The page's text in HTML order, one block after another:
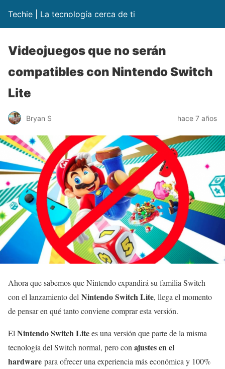
Techie | La tecnología cerca de ti
Videojuegos que no serán
compatibles con Nintendo Switch
Lite
Bryan S hace 7 años
Ahora que sabemos que Nintendo expandirá su familia Switch
con el lanzamiento del Nintendo Switch Lite, llega el momento
de pensar en qué tanto conviene comprar esta versión.
El Nintendo Switch Litees una versión que parte de la misma
tecnología del Switch normal, pero con ajustes en el
hardware para ofrecer una experiencia más económica y 100%